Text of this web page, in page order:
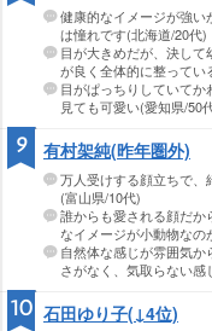
健康的なイメージが強
は憧れです(北海道/20代)
目が大きめだが、決し
が良く全体的に整ってい
目がぱっちりしていて
見ても可愛い(愛知県/50
有村架純(昨年圏外)
万人受けする顔立ちで、
(富山県/10代)
誰からも愛される顔だか
なイメージが小動物なの
自然体な感じが雰囲気
さがなく、気取らない
9
石田ゆり子(↓4位)
10